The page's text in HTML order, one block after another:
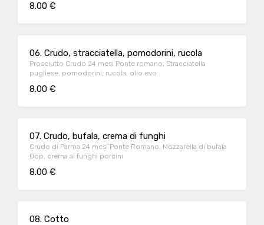
8.00 €
06. Crudo, stracciatella, pomodorini, rucola
Prosciutto Crudo 24 mesi Ponte romano, Stracciatella
pugliese, pomodorini, rucola, olio evo
8.00 €
07. Crudo, bufala, crema di funghi
Crudo di Parma 24 mesi Ponte Romano, Mozzarella di bufala
Dop, crema ai funghi porcini
8.00 €
08. Cotto